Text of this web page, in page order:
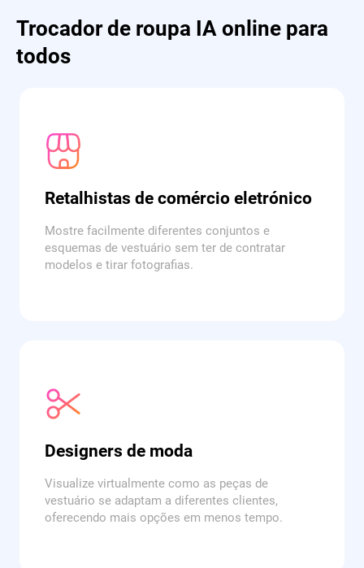
Trocador de roupa IA online para
todos
Retalhistas de comércio eletrónico
Mostre facilmente diferentes conjuntos e
esquemas de vestuário sem ter de contratar
modelos e tirar fotografias.
Designers de moda
Visualize virtualmente como as peças de
vestuário se adaptam a diferentes clientes,
oferecendo mais opções em menos tempo.